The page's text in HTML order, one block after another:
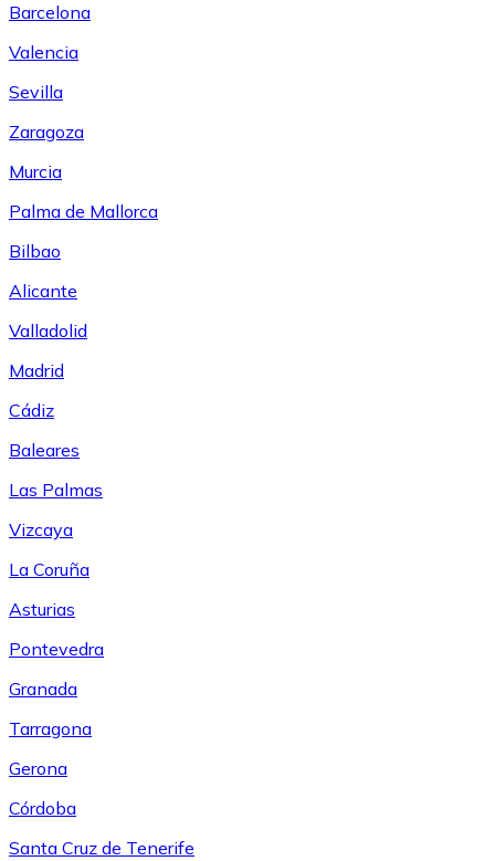
Barcelona
Valencia
Sevilla
Zaragoza
Murcia
Palma de Mallorca
Bilbao
Alicante
Valladolid
Madrid
Cádiz
Baleares
Las Palmas
Vizcaya
La Coruña
Asturias
Pontevedra
Granada
Tarragona
Gerona
Córdoba
Santa Cruz de Tenerife